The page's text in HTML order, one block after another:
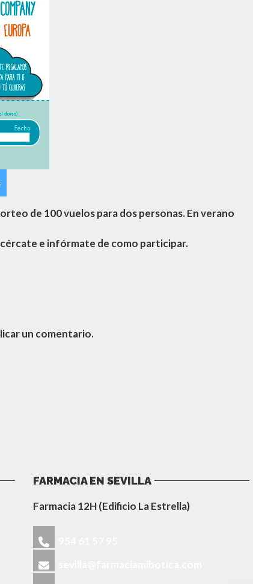
de 100 vuelos para dos personas. En verano
e infórmate de como participar.
un comentario.
FARMACIA EN SEVILLA
Farmacia 12H (Edificio La Estrella)